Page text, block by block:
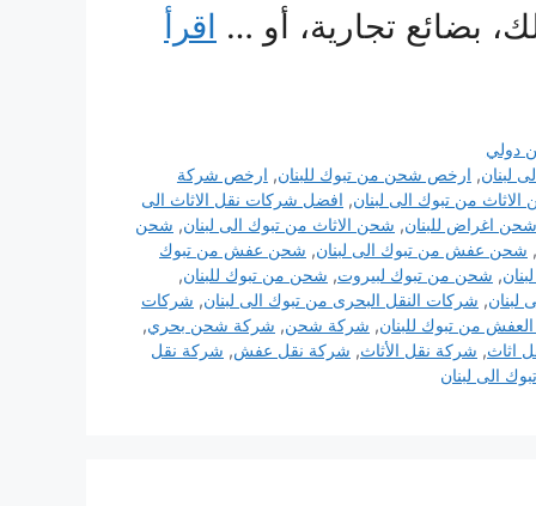
بضائع تجارية، أو … اقرأ
دولي
لبنان, ارخص شحن من تبوك للبنان, ارخص شركة
من تبوك الى لبنان, افضل شركات نقل الاثاث الى
شحن اغراض للبنان, شحن الاثاث من تبوك الى لبنان, شحن
, شحن عفش من تبوك الى لبنان, شحن عفش من تبوك
, شحن من تبوك لبيروت, شحن من تبوك للبنان,
, شركات النقل البحرى من تبوك الى لبنان, شركات
من تبوك للبنان, شركة شحن, شركة شحن بحري,
اثاث, شركة نقل الأثاث, شركة نقل عفش, شركة نقل
الى لبنان